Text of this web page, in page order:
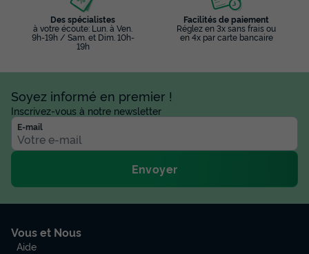
Des spécialistes
à votre écoute: Lun. à Ven.
9h-19h / Sam. et Dim. 10h-
19h
Facilités de paiement
Réglez en 3x sans frais ou
en 4x par carte bancaire
Soyez informé en premier !
Inscrivez-vous à notre newsletter
E-mail
Envoyer
Vous et Nous
Aide